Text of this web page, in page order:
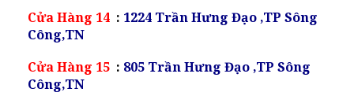
Cửa Hàng 14 : 1224 Trần Hưng Đạo ,TP Sông
Công,TN
Cửa Hàng 15 : 805 Trần Hưng Đạo ,TP Sông
Công,TN